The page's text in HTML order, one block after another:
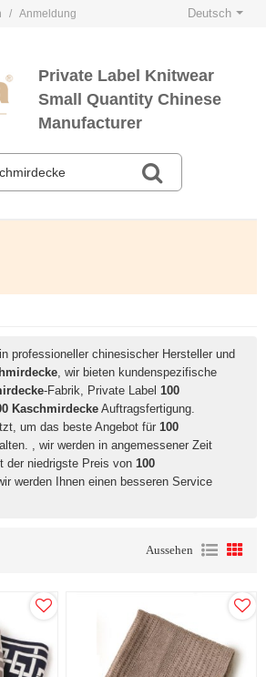
/ Anmeldung Deutsch
Private Label Knitwear
Small Quantity Chinese
Manufacturer
professioneller chinesischer Hersteller und
, wir bieten kundenspezifische
-Fabrik, Private Label 100
KaschmirdeckeAuftragsfertigung.
um das beste Angebot für 100
, wir werden in angemessener Zeit
der niedrigste Preis von 100
werden Ihnen einen besseren Service
Aussehen